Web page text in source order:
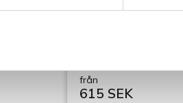
Duo, kombinerat
från
615 SEK